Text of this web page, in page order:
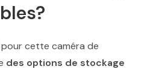
cette caméra de
des options de stockage